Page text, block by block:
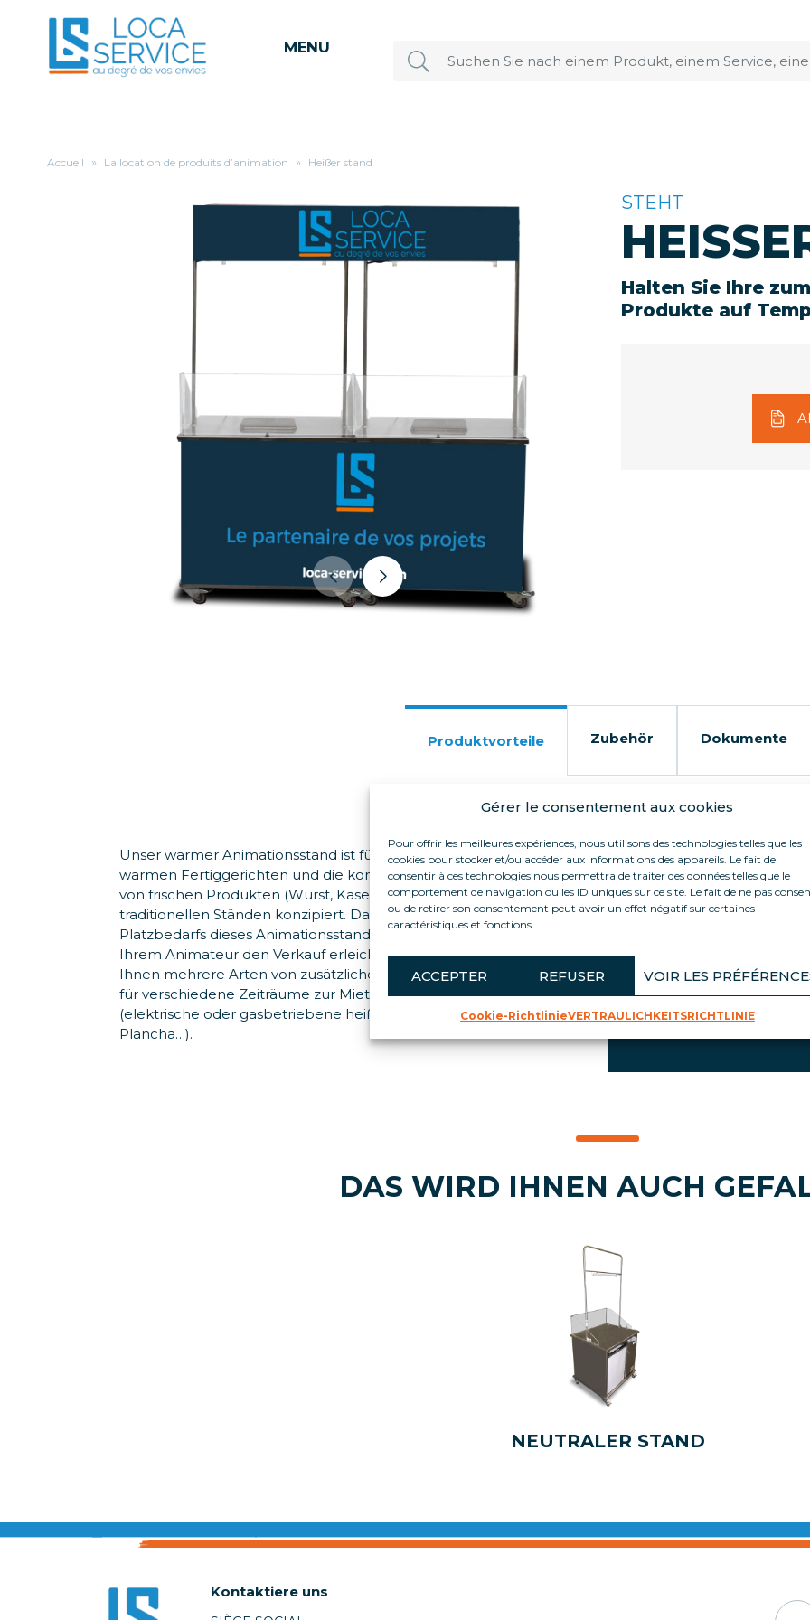
Gérer le consentement aux cookies
Pour offrir les meilleures expériences, nous utilisons des technologies telles que les
cookies pour stocker et/ou accéder aux informations des appareils. Le fait de
consentir à ces technologies nous permettra de traiter des données telles que le
comportement de navigation ou les ID uniques sur ce site. Le fait de ne pas
ou de retirer son consentement peut avoir un effet négatif sur certaines
caractéristiques et fonctions.
ACCEPTER REFUSER VOIR LES
Cookie-RichtlinieVERTRAULICHKEITSRICHTLINIE
MENU
Accueil » La location de produits d’animation » Heißer stand
STEHT
Halten Sie Ihre
Produkte auf
Produktvorteile Zubehör Dokumente
Unser warmer Animationsstand ist für den Verkauf von
warmen Fertiggerichten und die kommerzielle Animation
von frischen Produkten (Wurst, Käse, Feinkost) an
traditionellen Ständen konzipiert. Dank des geringen
Platzbedarfs dieses Animationsstandes (0,90 m) können Sie
Ihrem Animateur den Verkauf erleichtern. Wir können
Ihnen mehrere Arten von zusätzlichen Traiteurmaterialien
für verschiedene Zeiträume zur Miete zur Verfügung stellen
(elektrische oder gasbetriebene heiße Pfanne, Waage,
Plancha…).
PRODUKT-
Hält Ihre heißen
Ideal für
Fördert
Praktisch und
Große Fläche für
DAS WIRD IHNEN AUCH
NEUTRALER STAND
Kontaktiere uns